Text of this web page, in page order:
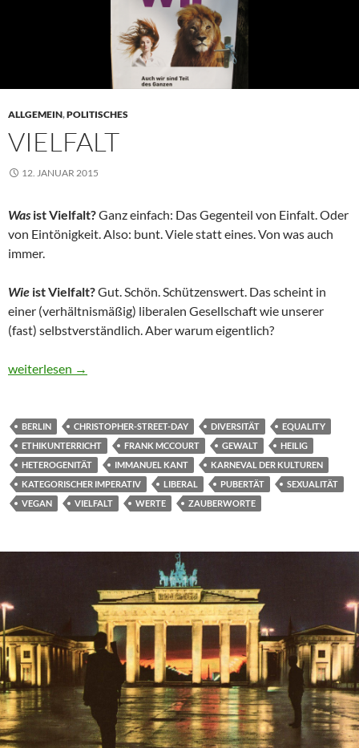
ALLGEMEIN,POLITISCHES
VIELFALT
12. JANUAR 2015
Was ist Vielfalt?Ganz einfach: Das Gegenteil von Einfalt. Oder
von Eintönigkeit. Also: bunt. Viele statt eines. Von was auch
immer.
Wie ist Vielfalt?Gut. Schön. Schützenswert. Das scheint in
einer (verhältnismäßig) liberalen Gesellschaft wie unserer
(fast) selbstverständlich. Aber warum eigentlich?
Vielfalt
weiterlesen →
BERLIN CHRISTOPHER-STREET-DAY DIVERSITÄT
EQUALITY
ETHIKUNTERRICHT
FRANK MCCOURT GEWALT
HEILIG
HETEROGENITÄT
IMMANUEL KANT
KARNEVAL DER KULTUREN
KATEGORISCHER IMPERATIV
LIBERAL PUBERTÄT
SEXUALITÄT
VEGAN
VIELFALT WERTE ZAUBERWORTE